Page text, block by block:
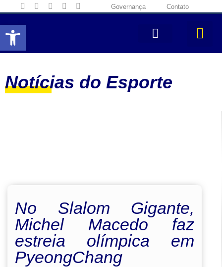
Abrir a barra de ferramentas
Governança Contato
Notícias do Esporte
No Slalom Gigante,
Michel Macedo faz
estreia olímpica em
PyeongChang